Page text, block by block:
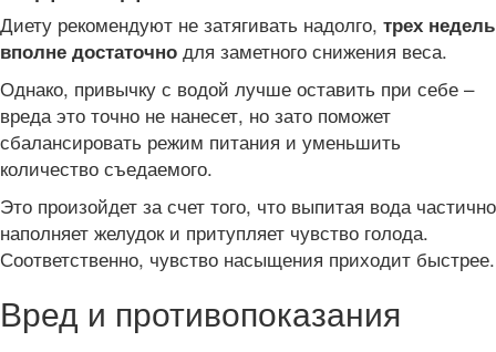
Диету рекомендуют не затягивать надолго, трех недель
вполне достаточно для заметного снижения веса.
Однако, привычку с водой лучше оставить при себе –
вреда это точно не нанесет, но зато поможет
сбалансировать режим питания и уменьшить
количество съедаемого.
Это произойдет за счет того, что выпитая вода частично
наполняет желудок и притупляет чувство голода.
Соответственно, чувство насыщения приходит быстрее.
Вред и противопоказания